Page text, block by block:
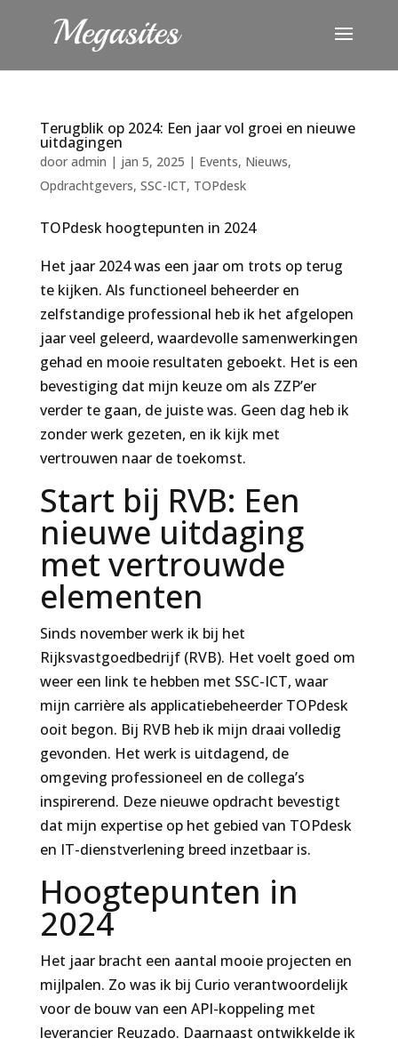
Terugblik op 2024: Een jaar vol groei en nieuwe
uitdagingen
door admin | jan 5, 2025 | Events, Nieuws,
Opdrachtgevers, SSC-ICT, TOPdesk
TOPdesk hoogtepunten in 2024
Het jaar 2024 was een jaar om trots op terug
te kijken. Als functioneel beheerder en
zelfstandige professional heb ik het afgelopen
jaar veel geleerd, waardevolle samenwerkingen
gehad en mooie resultaten geboekt. Het is een
bevestiging dat mijn keuze om als ZZP’er
verder te gaan, de juiste was. Geen dag heb ik
zonder werk gezeten, en ik kijk met
vertrouwen naar de toekomst.
Start bij RVB: Een
nieuwe uitdaging
met vertrouwde
elementen
Sinds november werk ik bij het
Rijksvastgoedbedrijf (RVB). Het voelt goed om
weer een link te hebben met SSC-ICT, waar
mijn carrière als applicatiebeheerder TOPdesk
ooit begon. Bij RVB heb ik mijn draai volledig
gevonden. Het werk is uitdagend, de
omgeving professioneel en de collega’s
inspirerend. Deze nieuwe opdracht bevestigt
dat mijn expertise op het gebied van TOPdesk
en IT-dienstverlening breed inzetbaar is.
Hoogtepunten in
2024
Het jaar bracht een aantal mooie projecten en
mijlpalen. Zo was ik bij Curio verantwoordelijk
voor de bouw van een API-koppeling met
leverancier Reuzado. Daarnaast ontwikkelde ik